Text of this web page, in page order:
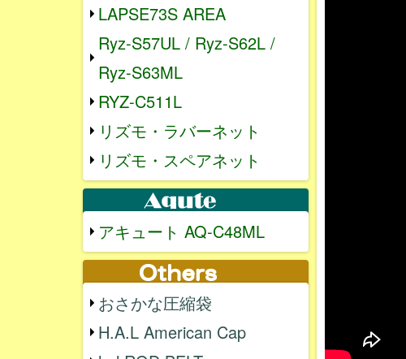
LAPSE73S AREA
Ryz-S57UL / Ryz-S62L /
Ryz-S63ML
RYZ-C511L
リズモ・ラバーネット
リズモ・スペアネット
アキュート AQ-C48ML
おさかな圧縮袋
H.A.L American Cap